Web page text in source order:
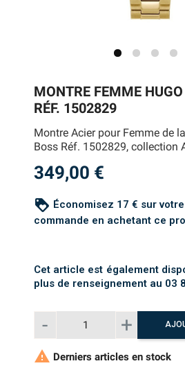
MONTRE FEMME
RÉF. 1502829
Montre Acier pour Femme de
Boss Réf. 1502829, collection
349,00 €
loyalty Économisez 17 € sur
commande en achetant ce
Cet article est également
plus de renseignement au 03
 Derniers articles en stock